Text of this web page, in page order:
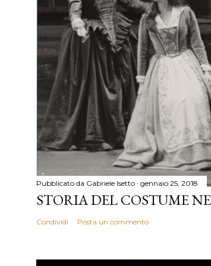
Pubblicato da Gabriele Isetto gennaio 25, 2018
STORIA DEL COSTUME
Condividi Posta un commento